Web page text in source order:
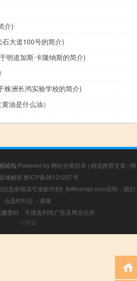
介)
大道100号的简介)
明道加斯·卡隆纳斯的简介)
株洲长鸿实验学校的简介)
油是什么油）
论坛 Powered by 网站分类目录 | 精选推荐文章 | 网
疑难解答 黔ICP备08101257号
息有错误可发邮件到f_fb#foxmail.com说明，我们
会及时纠正，谢谢
爱好，不接盈利性广告及商业合作
小男孩